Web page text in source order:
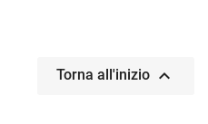
Torna all'inizio 